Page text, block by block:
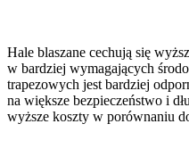
Hale blaszane cechują się
w bardziej wymagających
trapezowych jest bardziej
na większe bezpieczeństwo i
wyższe koszty w porównaniu